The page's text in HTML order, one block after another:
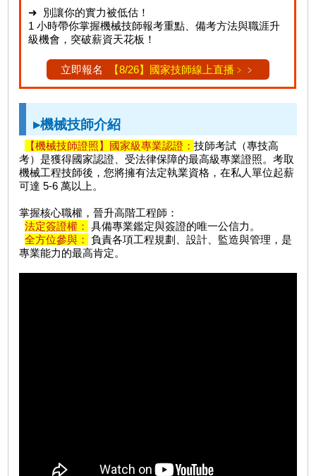
➜ 別讓你的實力被低估！
1 小時帶你掌握機械技師報考重點、備考方法與職涯升
級機會，突破薪資天花板！
立即報名 【8/26】國家技師線上直播﹥ ﹥
▸機械技師介紹
【機械技師證照】國家級專業認證：技師考試（專技高
考）是獲得國家認證、受法律保障的最高級專業證照。考取
機械工程技師後，您將擁有法定執業資格，在私人單位起薪
可達 5-6 萬以上。
掌握核心職權，晉升高階工程師：
法定簽證權： 具備專業鑑定與簽證的唯一公信力。
全方位參與：
負責各項工程規劃、設計、監造與管理，是
專業能力的最高肯定。